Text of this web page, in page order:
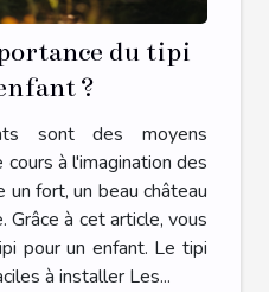
du tipi
?
sont des moyens
à l'imagination des
fort, un beau château
Grâce à cet article, vous
pour un enfant. Le tipi
à installer Les...